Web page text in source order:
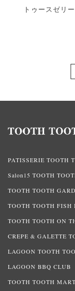
トゥースゼリ
PATISSERIE TOOTH
Salon15 TOOTH
TOOTH TOOTH
TOOTH TOOTH FISH
TOOTH TOOTH ON
CREPE & GALETTE
LAGOON TOOTH
LAGOON BBQ CLUB
TOOTH TOOTH